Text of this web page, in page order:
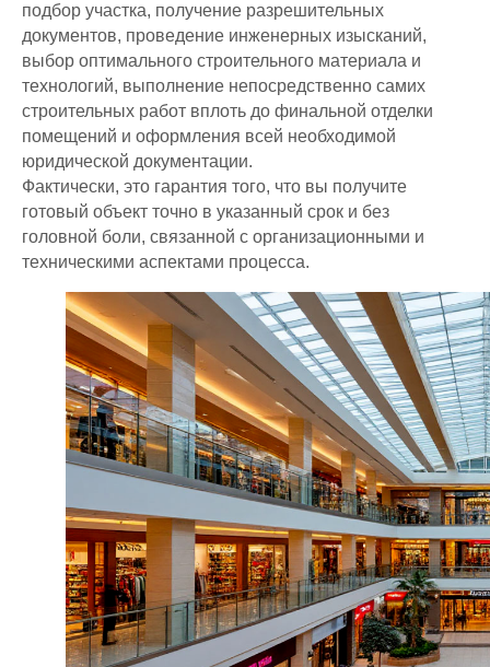
подбор участка, получение разрешительных
документов, проведение инженерных изысканий,
выбор оптимального строительного материала и
технологий, выполнение непосредственно самих
строительных работ вплоть до финальной отделки
помещений и оформления всей необходимой
юридической документации.
Фактически, это гарантия того, что вы получите
готовый объект точно в указанный срок и без
головной боли, связанной с организационными и
техническими аспектами процесса.
КОММЕРЧЕСКАЯ
НЕДВИЖИМОСТЬ
Статьи
Блог
Цены
Главная
Презентация
Проектирование
КОНТАКТЫ
ИНН 6165223708
г. Ростов-на-Дону,
ул. Вавилова 73Д, оф. 313
ООО СК "БРАИТ-ГРУПП"
8 (863) 229-06-65
sk.brait@yandex.ru
8 (938) 121-44-19
Портфолио
Проектирование
Ипотека
Технология
строительства
Главная
Презентация
Проекты
ДОМ МЕЧТЫ